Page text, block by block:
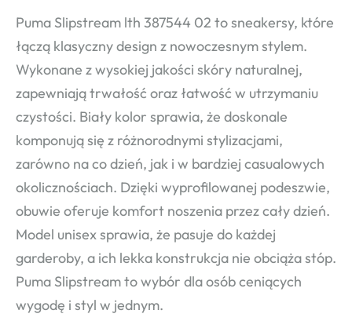
Puma Slipstream lth 387544 02 to sneakersy, które
łączą klasyczny design z nowoczesnym stylem.
Wykonane z wysokiej jakości skóry naturalnej,
zapewniają trwałość oraz łatwość w utrzymaniu
czystości. Biały kolor sprawia, że doskonale
komponują się z różnorodnymi stylizacjami,
zarówno na co dzień, jak i w bardziej casualowych
okolicznościach. Dzięki wyprofilowanej podeszwie,
obuwie oferuje komfort noszenia przez cały dzień.
Model unisex sprawia, że pasuje do każdej
garderoby, a ich lekka konstrukcja nie obciąża stóp.
Puma Slipstream to wybór dla osób ceniących
wygodę i styl w jednym.